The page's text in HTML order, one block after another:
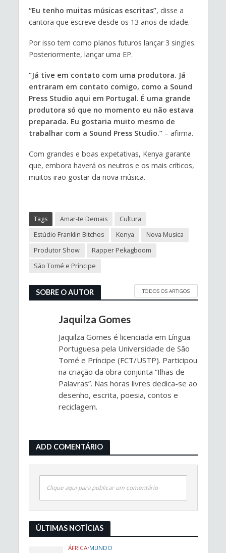
“Eu tenho muitas músicas escritas”, disse a
cantora que escreve desde os 13 anos de idade.
Por isso tem como planos futuros lançar 3 singles.
Posteriormente, lançar uma EP.
“Já tive em contato com uma produtora. Já
entraram em contato comigo, como a Sound
Press Studio aqui em Portugal. É uma grande
produtora só que no momento eu não estava
preparada. Eu gostaria muito mesmo de
trabalhar com a Sound Press Studio.” – afirma.
Com grandes e boas expetativas, Kenya garante
que, embora haverá os neutros e os mais críticos,
muitos irão gostar da nova música.
Tags Amar-te Demais
Cultura
Estúdio Franklin Bitches
Kenya
Nova Musica
Produtor Show
Rapper Pekagboom
São Tomé e Príncipe
SOBRE O AUTOR TODOS OS ARTIGOS
Jaquilza Gomes
Jaquilza Gomes é licenciada em Língua
Portuguesa pela Universidade de São
Tomé e Príncipe (FCT/USTP). Participou
na criação da obra conjunta “Ilhas de
Palavras”. Nas horas livres dedica-se ao
desenho, escrita, poesia, contos e
reciclagem.
ADD COMENTÁRIO
Clique aqui para publicar um comentário
ÚLTIMAS NOTÍCIAS
ÁFRICA•MUNDO